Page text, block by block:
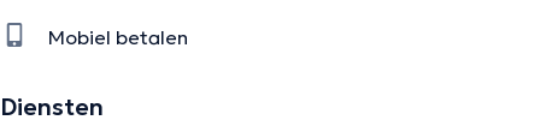
Mobiel betalen
Diensten